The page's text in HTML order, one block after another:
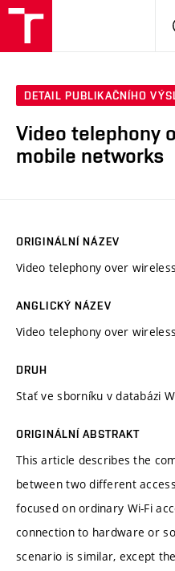
DETAIL PUBLIKAČNÍHO
Video telephony
mobile networks
ORIGINÁLNÍ NÁZEV
Video telephony over
ANGLICKÝ NÁZEV
Video telephony over
DRUH
Stať ve sborníku v databázi
ORIGINÁLNÍ ABSTRAKT
This article describes the
between two different
focused on ordinary Wi-Fi
connection to hardware or
scenario is similar, except